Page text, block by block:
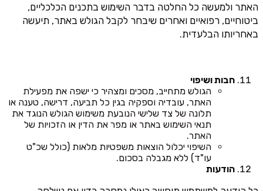
האתר ולמעשה כל החלטה בדבר השימוש בתכנים הכלכליים,
ביטוחיים, רפואיים ואחרים שיבחר לקבל הגולש באתר, תיעשה
באחריותו הבלעדית.
חבות ושיפוי
הגולש מתחייב, מסכים ומצהיר כי ישפה את מפעילת
האתר, עובדיה וספקיה בגין כל תביעה, דרישה, טענה או
תלונה של צד שלישי הנובעת משימוש הגולש הנוגד את
תנאי השימוש באתר או מפר את הדין או הזכויות של
האתר.
השיפוי יכלול הוצאות משפטיות מלאות (כולל שכ"ט
עו"ד) ללא מגבלה בסכום.
הודעות